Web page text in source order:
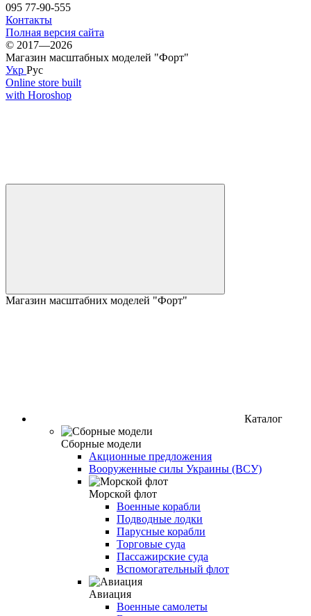
095 77-90-555
Контакты
Полная версия сайта
© 2017—2026
Магазин масштабных моделей "Форт"
Укр Рус
Online store built
with Horoshop
Магазин масштабних моделей "Форт"
Каталог
Сборные модели
Акционные предложения
Вооруженные силы Украины (ВСУ)
Морской флот
Военные корабли
Подводные лодки
Парусные корабли
Торговые суда
Пассажирские суда
Вспомогательный флот
Авиация
Военные самолеты